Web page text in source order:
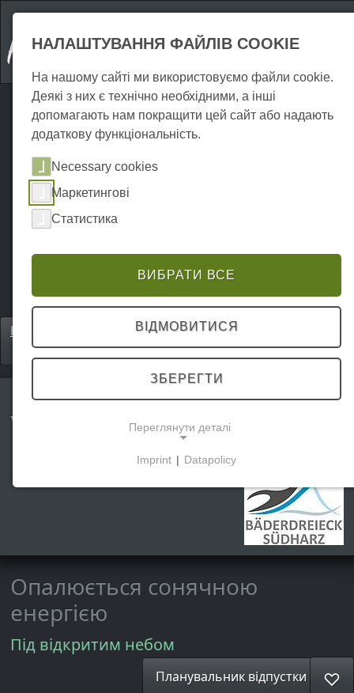
Home Attraktionen
Під відкритим небом
P0195AO00615
Waldbad Ilfeld
Опалюється сонячною
енергією
Під відкритим небом
Планувальник відпустки ♡
НАЛАШТУВАННЯ ФАЙЛІВ COOKIE
На нашому сайті ми використовуємо файли cookie.
Деякі з них є технічно необхідними, а інші
допомагають нам покращити цей сайт або надають
додаткову функціональність.
Necessary cookies
Маркетингові
Статистика
ВИБРАТИ ВСЕ
ВІДМОВИТИСЯ
ЗБЕРЕГТИ
Переглянути деталі
Ці файли cookie забезпечують базову
функціональність і є необхідними для
МАРКЕТИНГОВІ
Маркетингові файли cookie використовуються
третіми сторонами для показу персоналізованої
відвідувачів на різних веб-сайтах.
Imprint | Datapolicy